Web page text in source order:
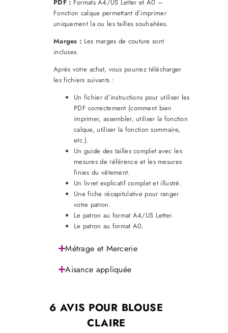
PDF : Formats A4/US Letter et A0 –
Fonction calque permettant d’imprimer
uniquement la ou les tailles souhaitées.
Marges : Les marges de couture sont
incluses.
Après votre achat, vous pourrez télécharger
les fichiers suivants :
Un fichier d’instructions pour utiliser les
PDF correctement (comment bien
imprimer, assembler, utiliser la fonction
calque, utiliser la fonction sommaire,
etc.).
Un guide des tailles complet avec les
mesures de référence et les mesures
finies du vêtement.
Un livret explicatif complet et illustré.
Une fiche récapitulative pour ranger
votre patron.
Le patron au format A4/US Letter.
Le patron au format A0.
Métrage et Mercerie
Aisance appliquée
6 AVIS POUR BLOUSE
CLAIRE